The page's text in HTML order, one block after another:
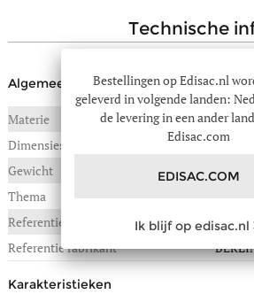
technische
Algemeen
Materie
Dimensies
Gewicht
0,690 kg
Thema
Referentie :
35B-
Referentie fabrikant
Karakteristieken
Bestellingen op Edisac.nl
geleverd in volgende landen:
de levering in een ander
Edisac.com
EDISAC.COM
Ik blijf op edisac.nl